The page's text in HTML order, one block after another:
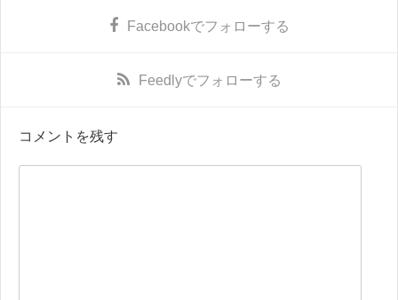
Facebookでフォローする
Feedlyでフォローする
コメントを残す